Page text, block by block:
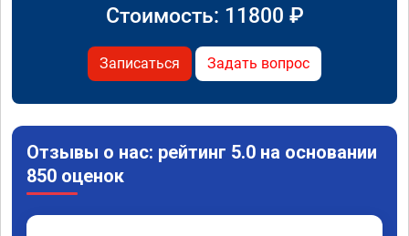
Стоимость: 11800 ₽
Записаться Задать вопрос
Отзывы о нас: рейтинг 5.0 на основании
850 оценок